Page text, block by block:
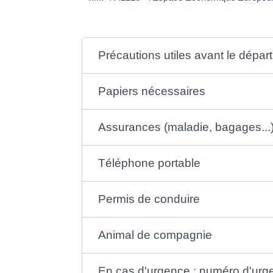
Précautions utiles avant le départ
Papiers nécessaires
Assurances (maladie, bagages...)
Téléphone portable
Permis de conduire
Animal de compagnie